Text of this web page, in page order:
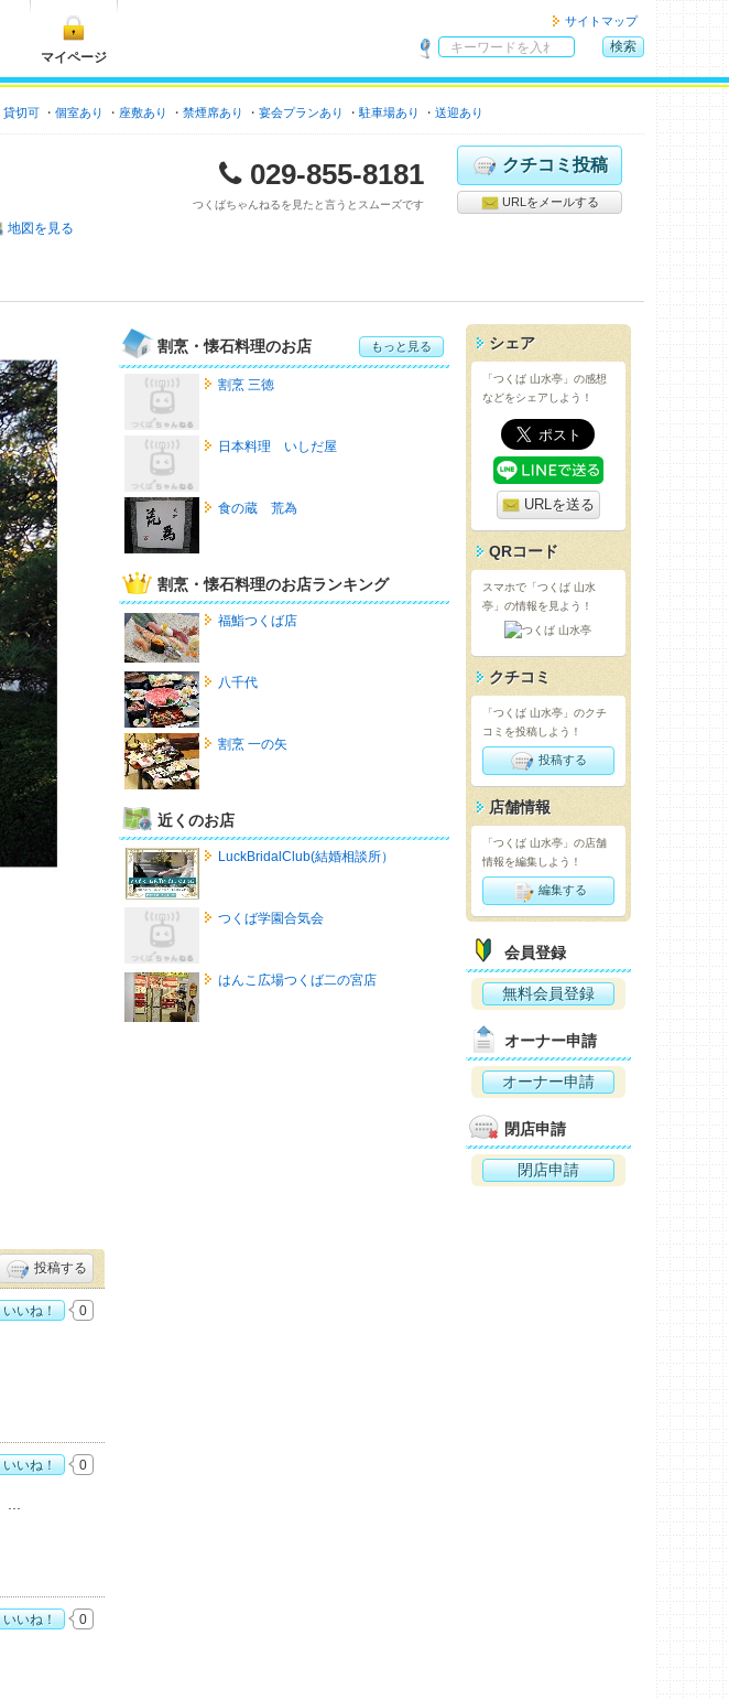
マイページ
サイトマップ
ト
内
索
検索
貸切可 個室あり 座敷あり 禁煙席あり 宴会プランあり 駐車場あり 送迎あり
029-855-8181
つくばちゃんねるを見たと言うとスムーズです
クチコミ投稿
URLをメールする
地図を見る
投稿する
いいね！ 0
いいね！ 0
いいね！ 0
割烹・懐石料理のお店 もっと見る
割烹 三徳
日本料理 いしだ屋
食の蔵 荒為
割烹・懐石料理のお店ランキング
福鮨つくば店
八千代
割烹 一の矢
近くのお店
LuckBridalClub(結婚相談所）
つくば学園合気会
はんこ広場つくば二の宮店
シェア
「つくば 山水亭」の感想
などをシェアしよう！
URLを送る
QRコード
スマホで「つくば 山水
亭」の情報を見よう！
クチコミ
「つくば 山水亭」のクチ
コミを投稿しよう！
投稿する
店舗情報
「つくば 山水亭」の店舗
情報を編集しよう！
編集する
会員登録
無料会員登録
オーナー申請
オーナー申請
閉店申請
閉店申請